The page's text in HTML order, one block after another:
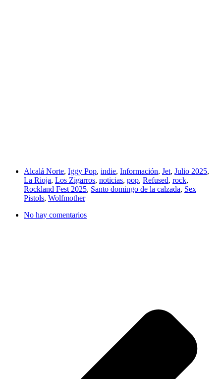
Alcalá Norte, Iggy Pop, indie, Información, Jet, Julio 2025,
La Rioja, Los Zigarros, noticias, pop, Refused, rock,
Rockland Fest 2025, Santo domingo de la calzada, Sex
Pistols, Wolfmother
No hay comentarios